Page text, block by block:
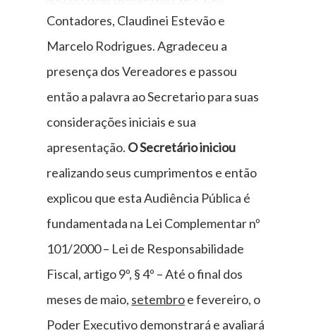
Contadores, Claudinei Estevão e
Marcelo Rodrigues. Agradeceu a
presença dos Vereadores e passou
então a palavra ao Secretario para suas
considerações iniciais e sua
apresentação. O Secretário iniciou
realizando seus cumprimentos e então
explicou que esta Audiência Pública é
fundamentada na Lei Complementar nº
101/2000 – Lei de Responsabilidade
Fiscal, artigo 9º, § 4º – Até o final dos
meses de maio, setembroe fevereiro, o
Poder Executivo demonstrará e avaliará